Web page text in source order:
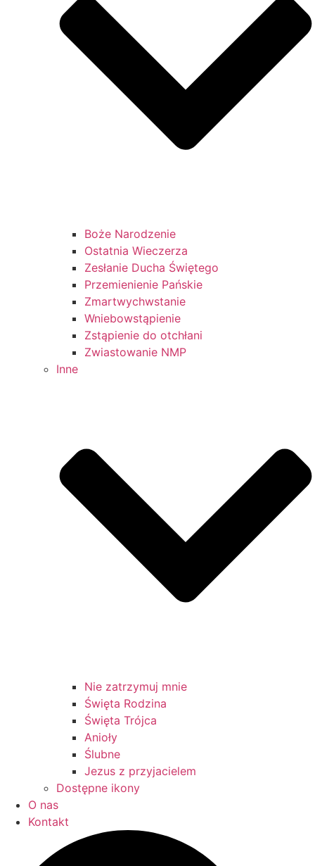
Boże Narodzenie
Ostatnia Wieczerza
Zesłanie Ducha Świętego
Przemienienie Pańskie
Zmartwychwstanie
Wniebowstąpienie
Zstąpienie do otchłani
Zwiastowanie NMP
Inne
Nie zatrzymuj mnie
Święta Rodzina
Święta Trójca
Anioły
Ślubne
Jezus z przyjacielem
Dostępne ikony
O nas
Kontakt